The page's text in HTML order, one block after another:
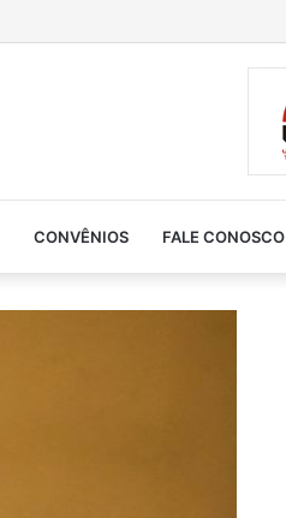
CONVÊNIOS FALE CONOSCO